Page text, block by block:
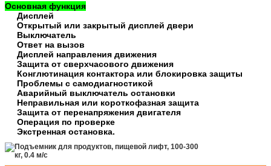
Основная функция
Дисплей
Открытый или закрытый дисплей двери
Выключатель
Ответ на вызов
Дисплей направления движения
Защита от сверхчасового движения
Конглютинация контактора или блокировка защиты
Проблемы с самодиагностикой
Аварийный выключатель остановки
Неправильная или короткофазная защита
Защита от перенапряжения двигателя
Операция по проверке
Экстренная остановка.